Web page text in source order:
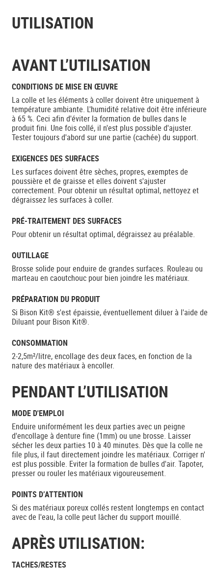
UTILISATION
AVANT L’UTILISATION
CONDITIONS DE MISE EN ŒUVRE
La colle et les éléments à coller doivent être uniquement à
température ambiante. L'humidité relative doit être inférieure
à 65 %. Ceci afin d'éviter la formation de bulles dans le
produit fini. Une fois collé, il n'est plus possible d'ajuster.
Tester toujours d'abord sur une partie (cachée) du support.
EXIGENCES DES SURFACES
Les surfaces doivent être sèches, propres, exemptes de
poussière et de graisse et elles doivent s'ajuster
correctement. Pour obtenir un résultat optimal, nettoyez et
dégraissez les surfaces à coller.
PRÉ-TRAITEMENT DES SURFACES
Pour obtenir un résultat optimal, dégraissez au préalable.
OUTILLAGE
Brosse solide pour enduire de grandes surfaces. Rouleau ou
marteau en caoutchouc pour bien joindre les matériaux.
PRÉPARATION DU PRODUIT
Si Bison Kit® s'est épaissie, éventuellement diluer à l'aide de
Diluant pour Bison Kit®.
CONSOMMATION
2-2,5m²/litre, encollage des deux faces, en fonction de la
nature des matériaux à encoller.
PENDANT L’UTILISATION
MODE D'EMPLOI
Enduire uniformément les deux parties avec un peigne
d'encollage à denture fine (1mm) ou une brosse. Laisser
sécher les deux parties 10 à 40 minutes. Dès que la colle ne
file plus, il faut directement joindre les matériaux. Corriger n'
est plus possible. Eviter la formation de bulles d'air. Tapoter,
presser ou rouler les matériaux vigoureusement.
POINTS D’ATTENTION
Si des matériaux poreux collés restent longtemps en contact
avec de l'eau, la colle peut lâcher du support mouillé.
APRÈS UTILISATION:
TACHES/RESTES